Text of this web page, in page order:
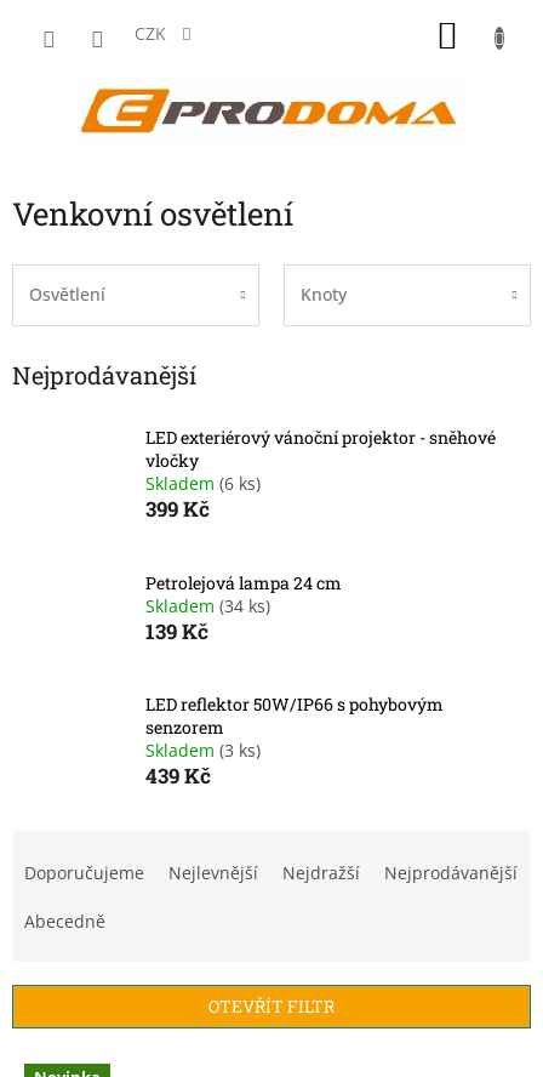
CZK
Venkovní osvětlení
Osvětlení Knoty
Nejprodávanější
LED exteriérový vánoční projektor - sněhové
vločky
Skladem (6 ks)
399 Kč
Petrolejová lampa 24 cm
Skladem (34 ks)
139 Kč
LED reflektor 50W/IP66 s pohybovým
senzorem
Skladem (3 ks)
439 Kč
í
r
Doporučujeme Nejlevnější Nejdražší Nejprodávanější
Abecedně
OTEVŘÍT FILTR
V